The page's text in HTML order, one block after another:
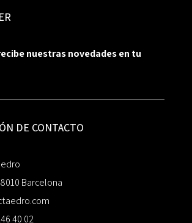
nuestras novedades en tu
DE CONTACTO
Barcelona
40 02